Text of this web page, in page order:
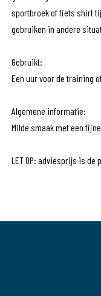
sportbroek of fiets shirt
gebruiken in andere
Gebruikt:
Een uur voor de training
Algemene informatie:
Milde smaak met een
LET OP: adviesprijs is
EAN Code